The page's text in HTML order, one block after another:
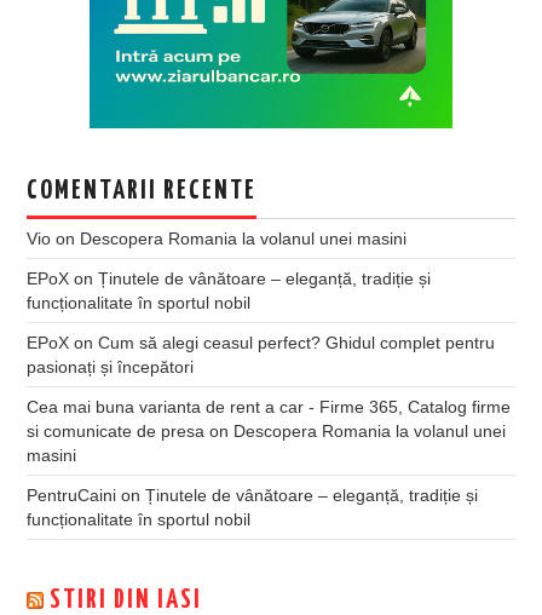
COMENTARII RECENTE
Vio on Descopera Romania la volanul unei masini
EPoX onȚinutele de vânătoare – eleganță, tradiție și
funcționalitate în sportul nobil
EPoX onCum să alegi ceasul perfect? Ghidul complet pentru
pasionați și începători
Cea mai buna varianta de rent a car - Firme 365, Catalog firme
si comunicate de presa on Descopera Romania la volanul unei
masini
PentruCaini onȚinutele de vânătoare – eleganță, tradiție și
funcționalitate în sportul nobil
STIRI DIN IASI